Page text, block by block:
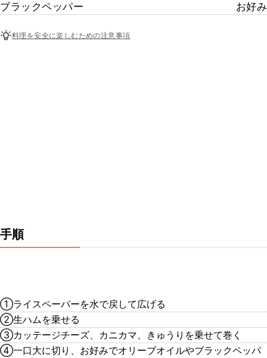
ブラックペッパー
お好み
料理を安全に楽しむための注意事項
手順
①ライスペーパーを水で戻して広げる
②生ハムを乗せる
③カッテージチーズ、カニカマ、きゅうりを乗せて巻く
④一口大に切り、お好みでオリーブオイルやブラックペッパ